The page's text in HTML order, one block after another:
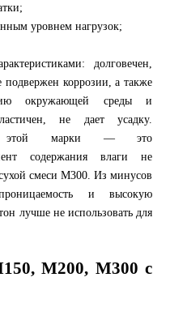
уровнем нагрузок;
долговечен,
коррозии, а также
окружающей среды и
не дает усадку.
этой марки — это
содержания влаги не
смеси М300. Из минусов
и высокую
лучше не использовать для
М200, М300 с